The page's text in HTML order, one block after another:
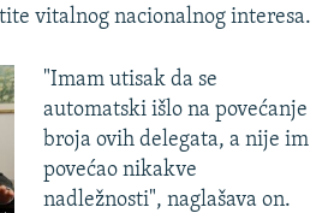
vitalnog nacionalnog interesa.
"Imam utisak da se
automatski išlo na povećanje
broja ovih delegata, a nije im
povećao nikakve
nadležnosti", naglašava on.